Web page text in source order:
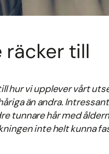
räcker till
hur vi upplever vårt
än andra.
tunnare hår med
inte helt kunna